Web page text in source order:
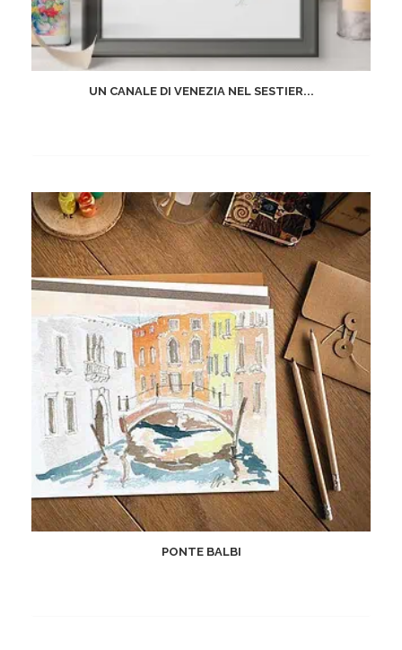
UN CANALE DI VENEZIA NEL SESTIER...
PONTE BALBI